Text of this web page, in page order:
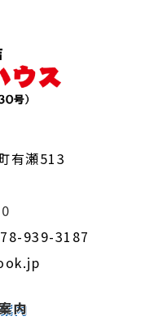
有瀬513
939-3187
内